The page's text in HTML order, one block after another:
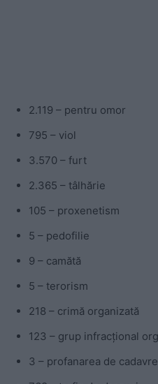
2.119 – pentru omor
795 – viol
3.570 – furt
2.365 – tâlhărie
105 – proxenetism
5 – pedofilie
9 – camătă
5 – terorism
218 – crimă organizată
123 – grup infracțional
3 – profanarea de